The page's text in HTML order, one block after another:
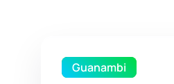
Guanambi